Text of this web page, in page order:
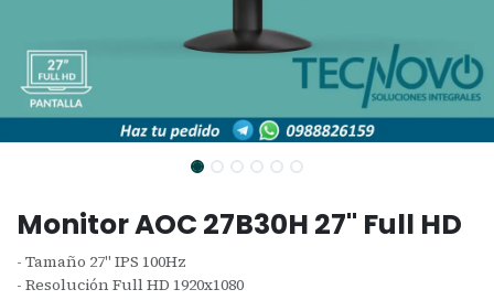
Monitor AOC 27B30H 27" Full HD
- Tamaño 27" IPS 100Hz
- Resolución Full HD 1920x1080